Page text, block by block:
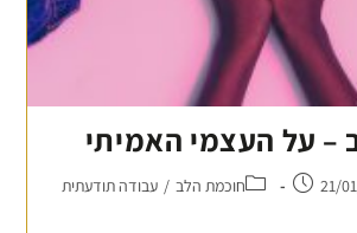
– על העצמי האמיתי
21/ חוכמת הלב / עבודה תודעתית